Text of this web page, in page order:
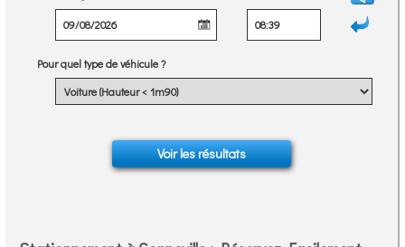
Pour quel type de véhicule ?